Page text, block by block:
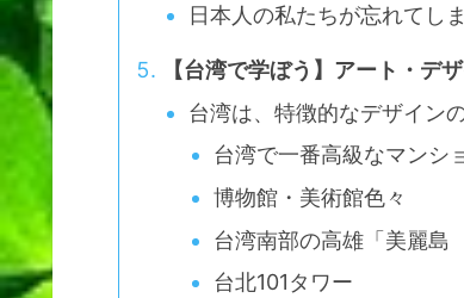
日本人の私たちが忘れてし
【台湾で学ぼう】アート・デ
台湾は、特徴的なデザイン
台湾で一番高級なマンシ
博物館・美術館色々
台湾南部の高雄「美麗島
台北101タワー